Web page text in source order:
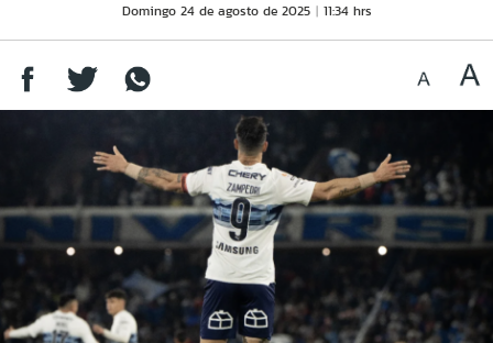
Domingo 24 de agosto de 2025 11:34 hrs